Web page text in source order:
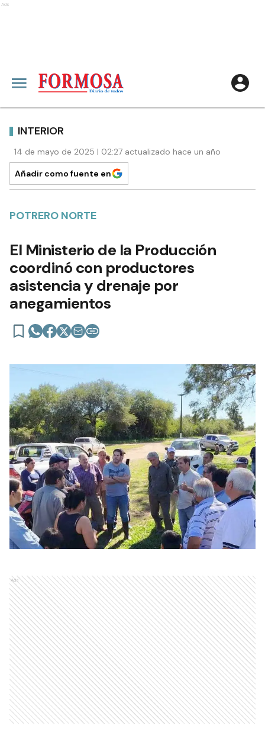
Ads
INTERIOR
14 de mayo de 2025 | 02:27 actualizado hace un año
Añadir como fuente en
POTRERO NORTE
El Ministerio de la Producción
coordinó con productores
asistencia y drenaje por
anegamientos
Ads